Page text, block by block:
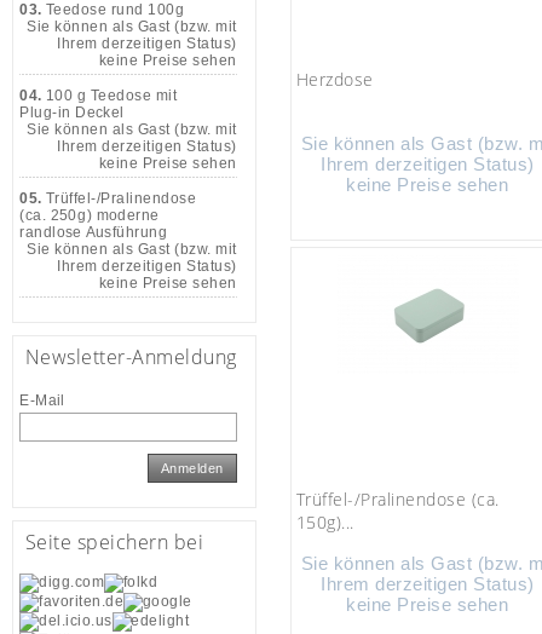
Herzdose
Sie können als Gast (bzw.
Ihrem derzeitigen Status)
keine Preise sehen
Trüffel-/Pralinendose (ca.
150g)...
Sie können als Gast (bzw.
Ihrem derzeitigen Status)
keine Preise sehen
03. Teedose rund 100g
Sie können als Gast (bzw. mit
Ihrem derzeitigen Status)
keine Preise sehen
04. 100 g Teedose mit
Plug-in Deckel
Sie können als Gast (bzw. mit
Ihrem derzeitigen Status)
keine Preise sehen
05. Trüffel-/Pralinendose
(ca. 250g) moderne
randlose Ausführung
Sie können als Gast (bzw. mit
Ihrem derzeitigen Status)
keine Preise sehen
Newsletter-Anmeldung
E-Mail
Anmelden
Seite speichern bei